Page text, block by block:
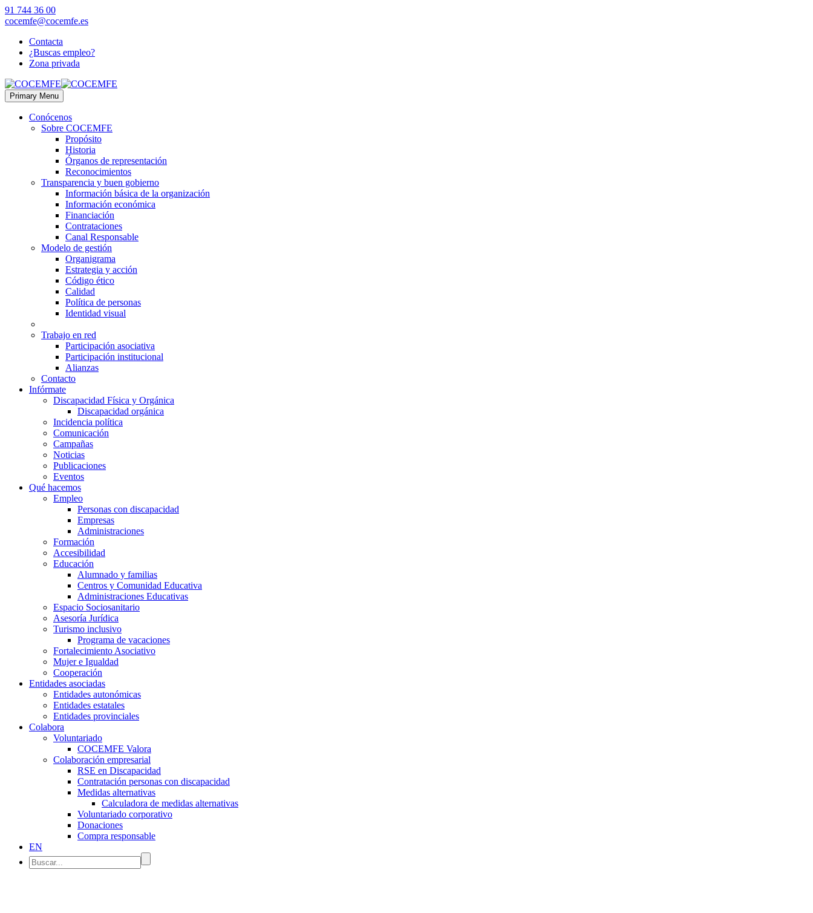
91 744 36 00
cocemfe@cocemfe.es
Contacta
¿Buscas empleo?
Zona privada
Primary Menu
Conócenos
Sobre COCEMFE
Propósito
Historia
Órganos de representación
Reconocimientos
Transparencia y buen gobierno
Información básica de la organización
Información económica
Financiación
Contrataciones
Canal Responsable
Modelo de gestión
Organigrama
Estrategia y acción
Código ético
Calidad
Política de personas
Identidad visual
Trabajo en red
Participación asociativa
Participación institucional
Alianzas
Contacto
Infórmate
Discapacidad Física y Orgánica
Discapacidad orgánica
Incidencia política
Comunicación
Campañas
Noticias
Publicaciones
Eventos
Qué hacemos
Empleo
Personas con discapacidad
Empresas
Administraciones
Formación
Accesibilidad
Educación
Alumnado y familias
Centros y Comunidad Educativa
Administraciones Educativas
Espacio Sociosanitario
Asesoría Jurídica
Turismo inclusivo
Programa de vacaciones
Fortalecimiento Asociativo
Mujer e Igualdad
Cooperación
Entidades asociadas
Entidades autonómicas
Entidades estatales
Entidades provinciales
Colabora
Voluntariado
COCEMFE Valora
Colaboración empresarial
RSE en Discapacidad
Contratación personas con discapacidad
Medidas alternativas
Calculadora de medidas alternativas
Voluntariado corporativo
Donaciones
Compra responsable
EN